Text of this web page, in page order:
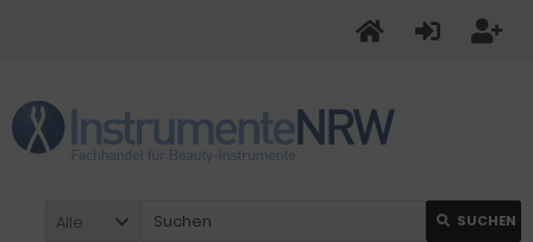
Alle SUCHEN